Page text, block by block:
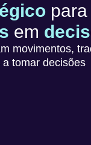
em
movimentos,
tomar decisões